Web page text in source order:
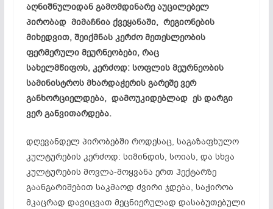
აღნიშნულიდან გამომდინარე აუცილებელ
პირობად მიმაჩნია ქვეყანაში, რეგიონების
მიხედვით, შეიქმნას კერძო მეთესლეობის
ფერმერული მეურნეობები, რაც
სახელმწიფოს, კერძოდ: სოფლის მეურნეობის
სამინისტროს მხარდაჭერის გარეშე ვერ
განხორციელდება, დამოუკიდებლად ეს დარგი
ვერ განვითარდება.
დღევანდელ პირობებში როდესაც, საგაზაფხულო
კულტურების კერძოდ: სიმინდის, სოიას, და სხვა
კულტურების მოვლა-მოყვანა ერთ ჰექტარზე
გაანგარიშებით საკმაოდ ძვირი ჯდება, საჭიროა
მკაცრად დავიცვათ მეცნიერულად დასაბუთებული